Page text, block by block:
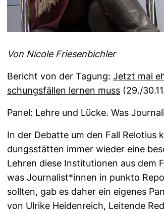
Von Nicole Frie­sen­bichler
Bericht von der Tagung: Jetzt mal
schungs­fällen lernen muss (29./
Panel: Lehre und Lücke. Was
In der Debatte um den Fall
dungs­stätten immer wieder eine
Lehren diese Insti­tu­tionen aus dem
was Jour­na­list*innen in punkto
sollten, gab es daher ein eigenes
von Ulrike Hei­den­reich, Lei­tende